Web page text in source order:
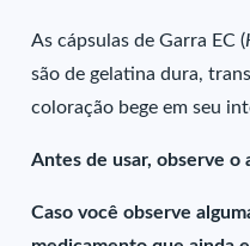
As cápsulas de Garra EC (
são de gelatina dura,
coloração bege em seu
Antes de usar, observe o
Caso você observe